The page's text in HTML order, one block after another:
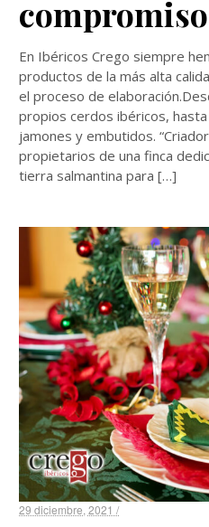
En Ibéricos Crego siempre
productos de la más alta
el proceso de
propios cerdos ibéricos,
jamones y embutidos.
propietarios de una finca
tierra salmantina para […]
29 diciembre, 2021 /